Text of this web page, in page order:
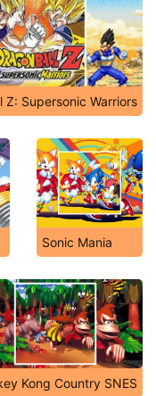
Z: Supersonic Warriors
Sonic Mania
Kong Country SNES